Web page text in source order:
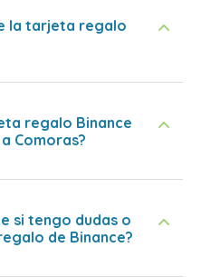
la tarjeta regalo
regalo Binance
Comoras?
si tengo dudas o
de Binance?